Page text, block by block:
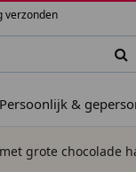
verzonden
Persoonlijk &
grote chocolade